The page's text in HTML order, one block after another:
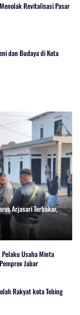
Revitalisasi Pasar
dan Budaya di Kota
Arjasari Terbakar,
Usaha Minta
Jabar
Rakyat kota Tebing